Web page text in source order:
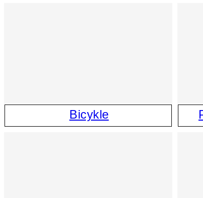
Bicykle